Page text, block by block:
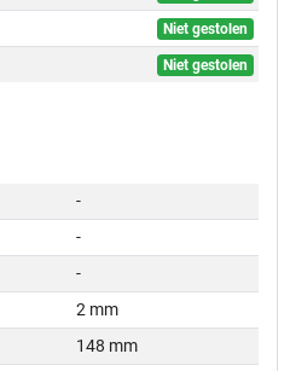
Niet gestolen
Niet gestolen
-
-
-
2 mm
148 mm